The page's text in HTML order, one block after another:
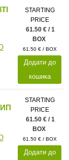
STARTING
PRICE
61.50 € / 1
BOX
61.50 € / BOX
Додати до
кошика
STARTING
PRICE
61.50 € / 1
BOX
61.50 € / BOX
Додати до